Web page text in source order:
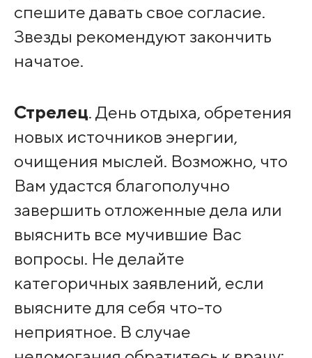
спешите давать свое согласие.
Звезды рекомендуют закончить
начатое.
Стрелец. День отдыха, обретения
новых источников энергии,
очищения мыслей. Возможно, что
Вам удастся благополучно
завершить отложенные дела или
выяснить все мучившие Вас
вопросы. Не делайте
категоричных заявлений, если
выясните для себя что-то
неприятное. В случае